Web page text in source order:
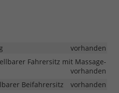
vorhanden
Fahrersitz mit Massage-
vorhanden
Beifahrersitz
vorhanden